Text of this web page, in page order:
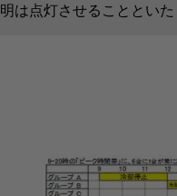
明は点灯させることといた